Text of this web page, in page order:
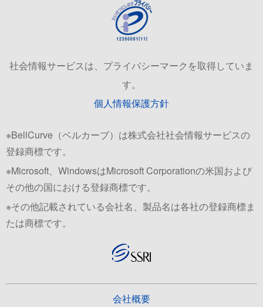
社会情報サービスは、プライバシーマークを取得していま
す。
個人情報保護方針
※BellCurve（ベルカーブ）は株式会社社会情報サービスの
登録商標です。
※Microsoft、WindowsはMicrosoft Corporationの米国および
その他の国における登録商標です。
※その他記載されている会社名、製品名は各社の登録商標ま
たは商標です。
会社概要